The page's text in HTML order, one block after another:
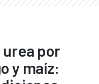
urea por
y maíz: